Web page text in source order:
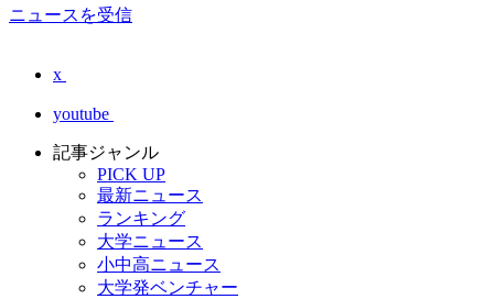
ニュースを受信
x
youtube
記事ジャンル
PICK UP
最新ニュース
ランキング
大学ニュース
小中高ニュース
大学発ベンチャー